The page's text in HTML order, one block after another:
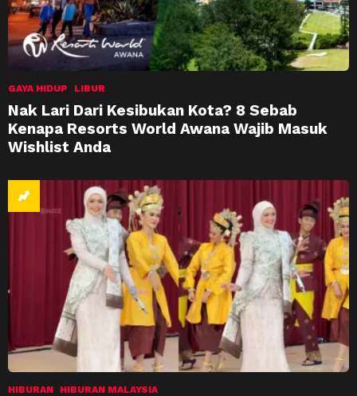
GAYA HIDUP LIBUR
Nak Lari Dari Kesibukan Kota? 8 Sebab
Kenapa Resorts World Awana Wajib Masuk
Wishlist Anda
HIBURAN HIBURAN MALAYSIA